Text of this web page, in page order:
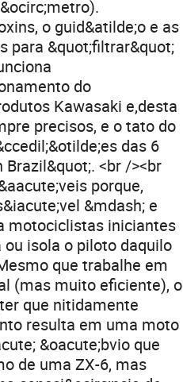
o guid&atilde;o e as
para &quot;filtrar&quot;
do
Kawasaki e,desta
precisos, e o tato do
das 6
<br /><br
porque,
&mdash; e
motociclistas iniciantes
isola o piloto daquilo
que trabalhe em
(mas muito eficiente), o
que nitidamente
resulta em uma moto
&oacute;bvio que
de uma ZX-6, mas